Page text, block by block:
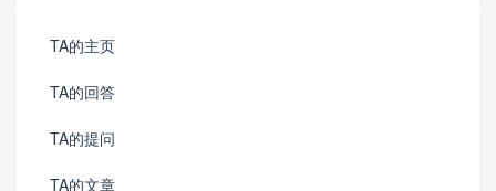
TA的主页
TA的回答
TA的提问
TA的文章